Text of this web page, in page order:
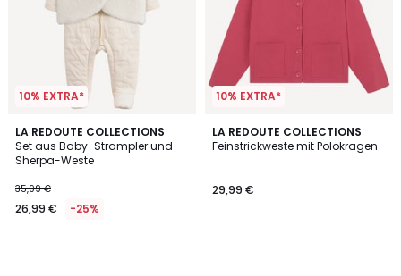
10% EXTRA*
LA REDOUTE COLLECTIONS
Set aus Baby-Strampler und
Sherpa-Weste
35,99 €
26,99 € -25%
10% EXTRA*
LA REDOUTE COLLECTIONS
Feinstrickweste mit Polokragen
29,99 €